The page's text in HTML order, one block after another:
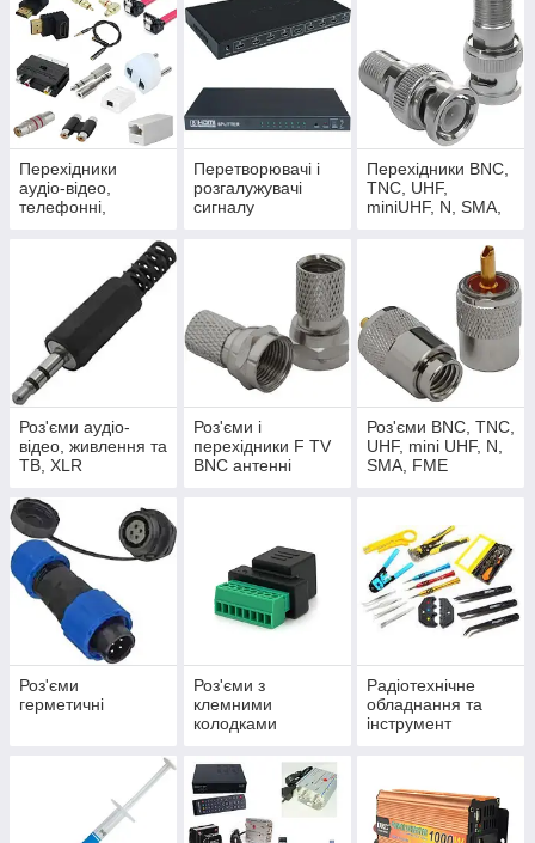
Перехідники
аудіо-відео,
телефонні,
Перетворювачі і
розгалужувачі
сигналу
Перехідники BNC,
TNC, UHF,
miniUHF, N, SMA,
Роз'єми аудіо-
відео, живлення та
ТВ, XLR
Роз'єми і
перехідники F TV
BNC антенні
Роз'єми BNC, TNC,
UHF, mini UHF, N,
SMA, FME
Роз'єми
герметичні
Роз'єми з
клемними
колодками
Радіотехнічне
обладнання та
інструмент